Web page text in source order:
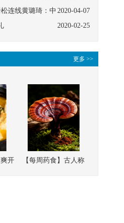
2020-04-07
松连线黄璐琦：中
2020-02-25
更多 >>
开
【每周药食】古人称